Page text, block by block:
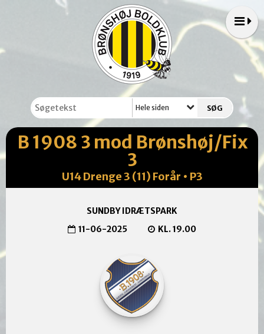
Hele siden
B 1908 3 mod Brønshøj/Fix
3
U14 Drenge 3 (11) Forår • P3
SUNDBY IDRÆTSPARK
11-06-2025
KL. 19.00